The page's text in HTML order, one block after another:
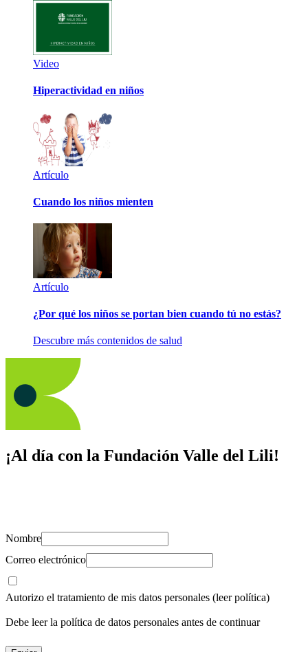
Video
Hiperactividad en niños
Artículo
Cuando los niños mienten
Artículo
¿Por qué los niños se portan bien cuando tú no estás?
Descubre más contenidos de salud
¡Al día con la Fundación Valle del Lili!
Nombre
Correo electrónico
Autorizo el tratamiento de mis datos personales (leer política)
Debe leer la política de datos personales antes de continuar